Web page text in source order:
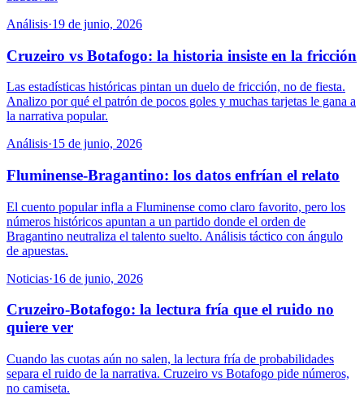
Análisis·19 de junio, 2026
Cruzeiro vs Botafogo: la historia insiste en la fricción
Las estadísticas históricas pintan un duelo de fricción, no de fiesta.
Analizo por qué el patrón de pocos goles y muchas tarjetas le gana a
la narrativa popular.
Análisis·15 de junio, 2026
Fluminense-Bragantino: los datos enfrían el relato
El cuento popular infla a Fluminense como claro favorito, pero los
números históricos apuntan a un partido donde el orden de
Bragantino neutraliza el talento suelto. Análisis táctico con ángulo
de apuestas.
Noticias·16 de junio, 2026
Cruzeiro-Botafogo: la lectura fría que el ruido no
quiere ver
Cuando las cuotas aún no salen, la lectura fría de probabilidades
separa el ruido de la narrativa. Cruzeiro vs Botafogo pide números,
no camiseta.